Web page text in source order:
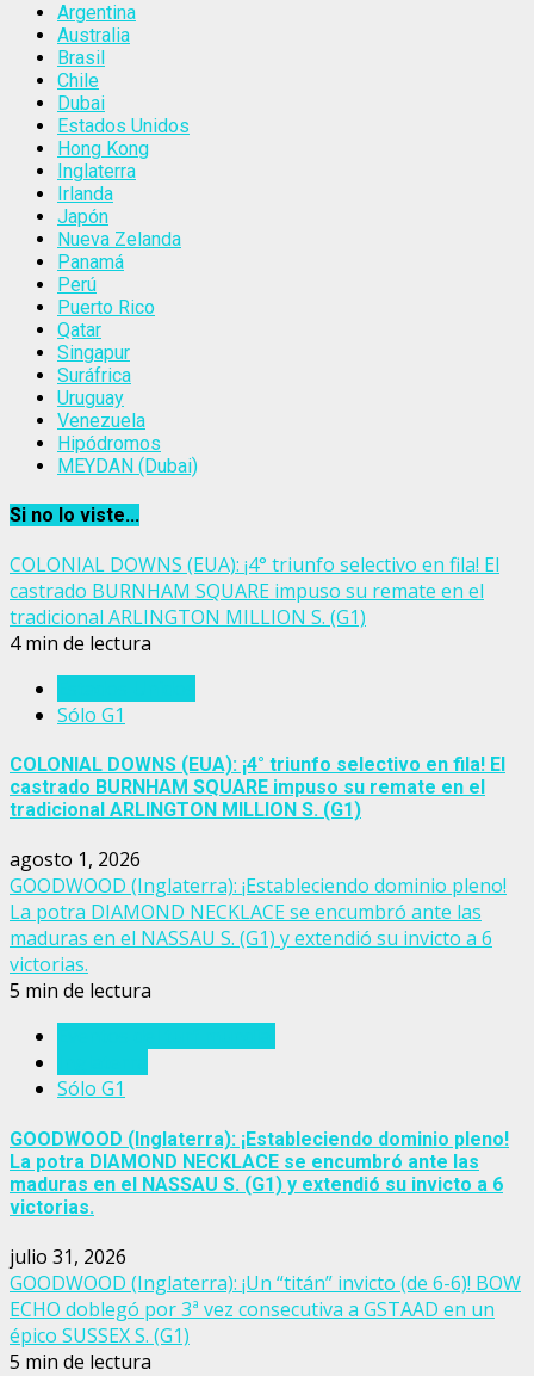
Argentina
Australia
Brasil
Chile
Dubai
Estados Unidos
Hong Kong
Inglaterra
Irlanda
Japón
Nueva Zelanda
Panamá
Perú
Puerto Rico
Qatar
Singapur
Suráfrica
Uruguay
Venezuela
Hipódromos
MEYDAN (Dubai)
Si no lo viste...
COLONIAL DOWNS (EUA): ¡4° triunfo selectivo en fila! El
castrado BURNHAM SQUARE impuso su remate en el
tradicional ARLINGTON MILLION S. (G1)
4 min de lectura
Sólo G1
COLONIAL DOWNS (EUA): ¡4° triunfo selectivo en fila! El
castrado BURNHAM SQUARE impuso su remate en el
tradicional ARLINGTON MILLION S. (G1)
agosto 1, 2026
GOODWOOD (Inglaterra): ¡Estableciendo dominio pleno!
La potra DIAMOND NECKLACE se encumbró ante las
maduras en el NASSAU S. (G1) y extendió su invicto a 6
victorias.
5 min de lectura
Sólo G1
GOODWOOD (Inglaterra): ¡Estableciendo dominio pleno!
La potra DIAMOND NECKLACE se encumbró ante las
maduras en el NASSAU S. (G1) y extendió su invicto a 6
victorias.
julio 31, 2026
GOODWOOD (Inglaterra): ¡Un “titán” invicto (de 6-6)! BOW
ECHO doblegó por 3ª vez consecutiva a GSTAAD en un
épico SUSSEX S. (G1)
5 min de lectura